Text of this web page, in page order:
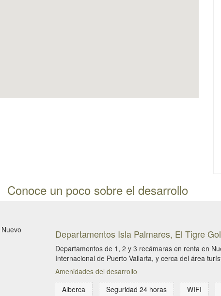
Conoce un poco sobre el desarrollo
Departamentos Isla Palmares, El Tigre
Departamentos de 1, 2 y 3 recámaras en renta en
Internacional de Puerto Vallarta, y cerca del área
Amenidades del desarrollo
Alberca
Seguridad 24 horas WIFI